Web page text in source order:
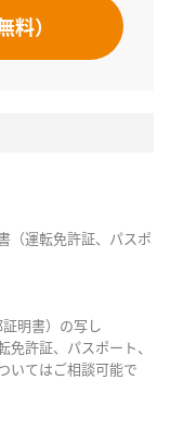
）
（運転免許証、パスポ
明書）の写し
許証、パスポート、
いてはご相談可能で